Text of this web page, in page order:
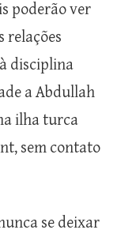
poderão ver
relações
disciplina
a Abdullah
ilha turca
sem contato
se deixar